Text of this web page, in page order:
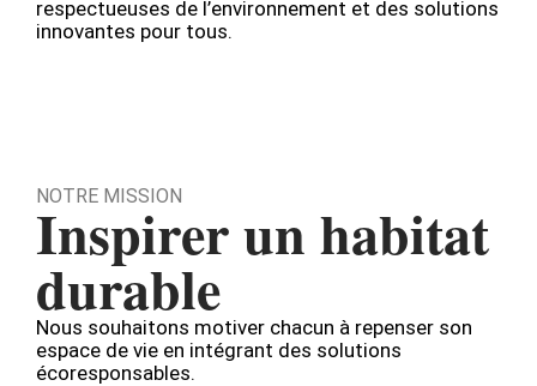
respectueuses de l’environnement et des solutions
innovantes pour tous.
NOTRE MISSION
Inspirer un habitat
durable
Nous souhaitons motiver chacun à repenser son
espace de vie en intégrant des solutions
écoresponsables.